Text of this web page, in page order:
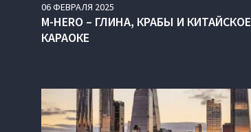
06ФЕВРАЛЯ 2025
M-HERO – ГЛИНА, КРАБЫ И КИТАЙСКОЕ
КАРАОКЕ